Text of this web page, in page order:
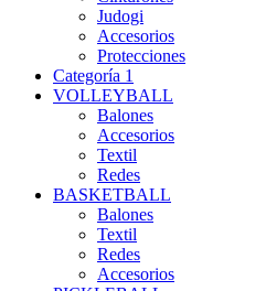
Judogi
Accesorios
Protecciones
Categoría 1
VOLLEYBALL
Balones
Accesorios
Textil
Redes
BASKETBALL
Balones
Textil
Redes
Accesorios